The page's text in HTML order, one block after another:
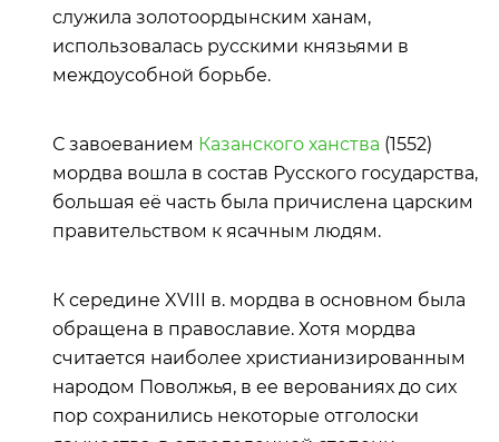
служила золотоордынским ханам,
использовалась русскими князьями в
междоусобной борьбе.
С завоеванием Казанского ханства (1552)
мордва вошла в состав Русского государства,
большая её часть была причислена царским
правительством к ясачным людям.
К середине XVIII в. мордва в основном была
обращена в православие. Хотя мордва
считается наиболее христианизированным
народом Поволжья, в ее верованиях до сих
пор сохранились некоторые отголоски